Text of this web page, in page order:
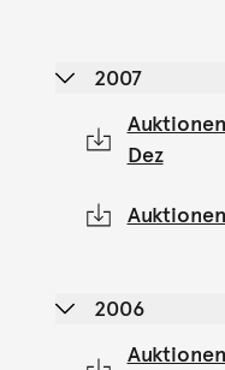
2007
Dez
2006